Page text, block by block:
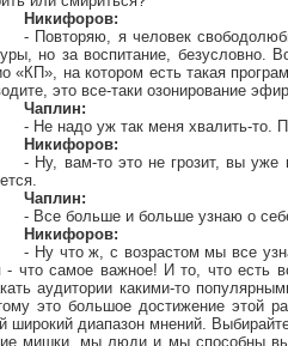
Никифоров:
- Повторяю, я человек
но за воспитание, безусловно.
«КП», на котором есть такая
это все-таки озонирование
Чаплин:
- Не надо уж так меня хвалить-то.
Никифоров:
- Ну, вам-то это не грозит, вы уже
Чаплин:
- Все больше и больше узнаю о
Никифоров:
- Ну что ж, с возрастом мы все
- что самое важное! И то, что есть
аудитории какими-то
это большое достижение этой
широкий диапазон мнений.
мишки, мы люди и мы способны